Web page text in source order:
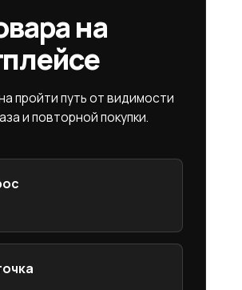
на
пройти путь от видимости
и повторной покупки.